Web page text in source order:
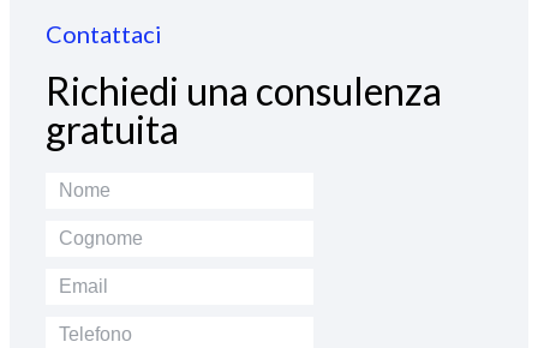
Contattaci
Richiedi una consulenza
gratuita